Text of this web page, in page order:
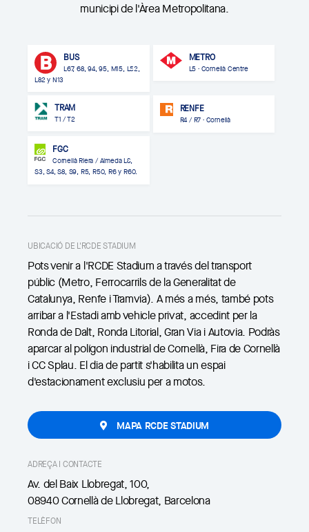
municipi de l'Àrea Metropolitana.
BUS
L67, 68, 94, 95, M15, L52,
L82 y N13
METRO
L5 · Cornellà Centre
TRAM
T1 / T2
RENFE
R4 / R7 · Cornellà
FGC
Cornellà Riera / Almeda L8,
S3, S4, S8, S9, R5, R50, R6 y R60.
UBICACIÓ DE L'RCDE STADIUM
Pots venir a l'RCDE Stadium a través del transport
públic (Metro, Ferrocarrils de la Generalitat de
Catalunya, Renfe i Tramvia). A més a més, també pots
arribar a l'Estadi amb vehicle privat, accedint per la
Ronda de Dalt, Ronda Litorial, Gran Via i Autovia. Podràs
aparcar al polígon industrial de Cornellà, Fira de Cornellà
i CC Splau. El dia de partit s'habilita un espai
d'estacionament exclusiu per a motos.
MAPA RCDE STADIUM
ADREÇA I CONTACTE
Av. del Baix Llobregat, 100,
08940 Cornellà de Llobregat, Barcelona
TELÈFON